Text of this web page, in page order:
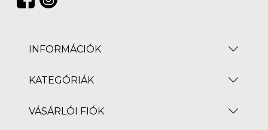
INFORMÁCIÓK
KATEGÓRIÁK
VÁSÁRLÓI FIÓK